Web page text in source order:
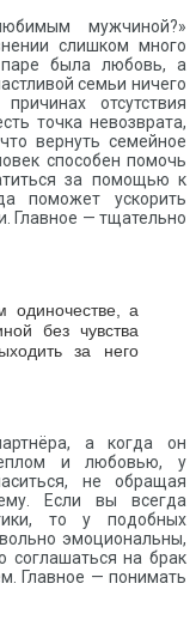
мужчиной?»
слишком много
была любовь, а
семьи ничего
отсутствия
точка невозврата,
вернуть семейное
способен помочь
за помощью к
поможет ускорить
Главное — тщательно
одиночестве, а
без чувства
за него
а когда он
и любовью, у
не обращая
Если вы всегда
то у подобных
эмоциональны,
соглашаться на брак
Главное — понимать